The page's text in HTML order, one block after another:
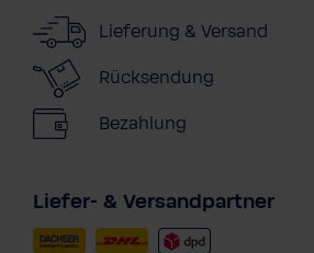
Lieferung & Versand
Rücksendung
Bezahlung
Liefer- & Versandpartner